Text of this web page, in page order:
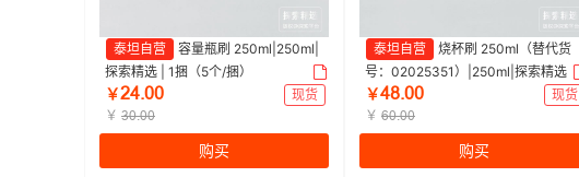
泰坦自营
容量瓶刷 250ml|250ml|
探索精选 | 1捆（5个/捆）
￥ſȂŤřř
现货
￥ ŁřŤřř
购买
泰坦自营
烧杯刷 250ml（替代货
号：02025351）|250ml|探索精选 |
1包（10个/包)
￥ȂȬŤřř
现货
￥ ƧřŤřř
购买